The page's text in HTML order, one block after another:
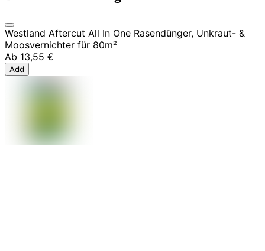
Westland Aftercut All In One Rasendünger, Unkraut- &
Moosvernichter für 80m²
Ab 13,55 €
Add